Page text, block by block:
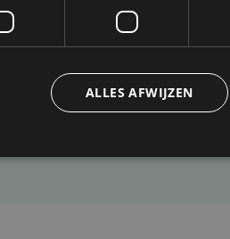
Taalfout opgemerkt?
taal- of schrijffout opgemerkt
ALLES AFWIJZEN